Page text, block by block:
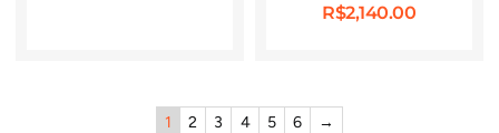
R$2,140.00
1 2 3 4 5 6 →